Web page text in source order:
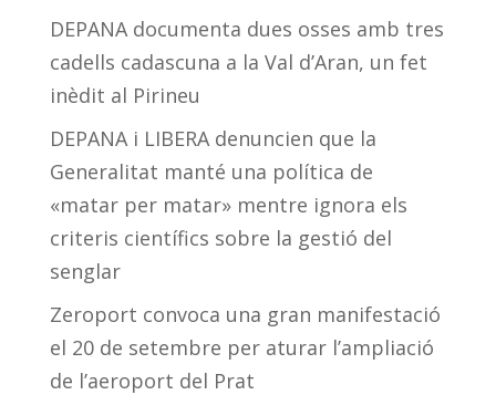
DEPANA documenta dues osses amb tres
cadells cadascuna a la Val d’Aran, un fet
inèdit al Pirineu
DEPANA i LIBERA denuncien que la
Generalitat manté una política de
«matar per matar» mentre ignora els
criteris científics sobre la gestió del
senglar
Zeroport convoca una gran manifestació
el 20 de setembre per aturar l’ampliació
de l’aeroport del Prat